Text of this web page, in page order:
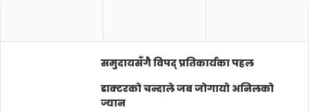
समुदायसँगै विपद् प्रतिकार्यका पहल
डाक्टरको चन्दाले जब जोगायो अनिलको
ज्यान